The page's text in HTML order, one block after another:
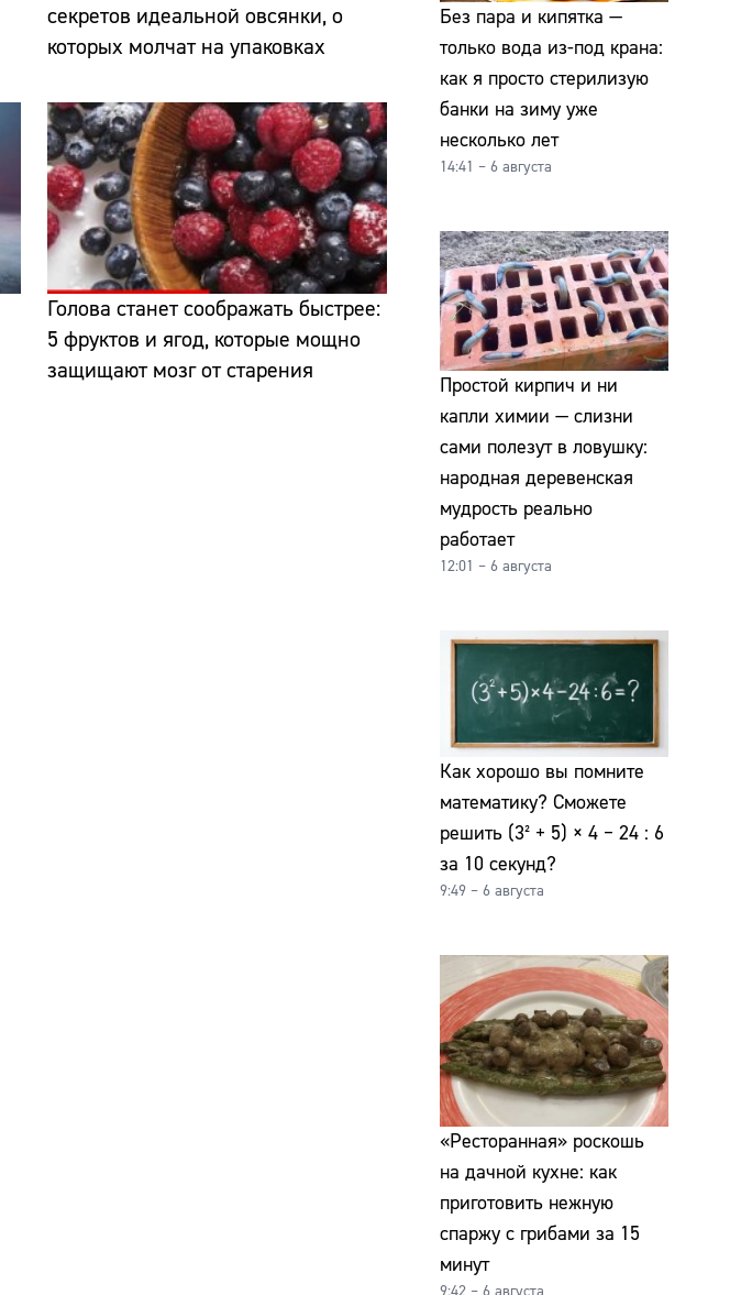
секретов идеальной овсянки, о
которых молчат на упаковках
Голова станет соображать быстрее:
5 фруктов и ягод, которые мощно
защищают мозг от старения
Без пара и кипятка —
только вода из-под крана:
как я просто стерилизую
банки на зиму уже
несколько лет
14:41 – 6 августа
Простой кирпич и ни
капли химии — слизни
сами полезут в ловушку:
народная деревенская
мудрость реально
работает
12:01 – 6 августа
Как хорошо вы помните
математику? Сможете
решить (3² + 5) × 4 − 24 : 6
за 10 секунд?
9:49 – 6 августа
«Ресторанная» роскошь
на дачной кухне: как
приготовить нежную
спаржу с грибами за 15
минут